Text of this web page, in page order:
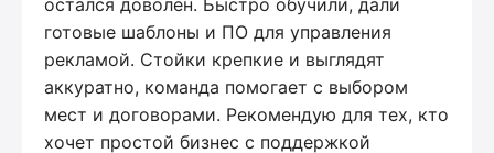
готовые шаблоны и ПО для управления
рекламой. Стойки крепкие и выглядят
аккуратно, команда помогает с выбором
мест и договорами. Рекомендую для тех, кто
хочет простой бизнес с поддержкой